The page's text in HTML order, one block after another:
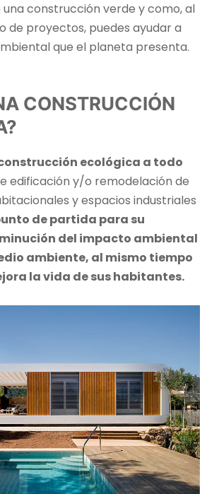
construcción verde y como, al
de proyectos, puedes ayudar a
que el planeta presenta.
CONSTRUCCIÓN
ecológica a todo
edificación y/o remodelación de
y espacios industriales
de partida para su
del impacto ambiental
ambiente, al mismo tiempo
la vida de sus habitantes.